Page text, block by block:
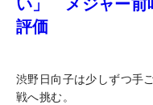
評価
渋野日向子は少しずつ手
戦へ挑む。